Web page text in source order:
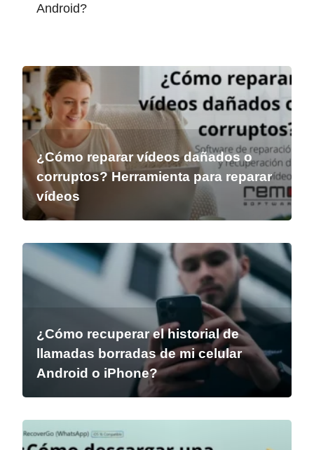
Android?
¿Cómo reparar vídeos dañados o
corruptos? Herramienta para reparar
vídeos
¿Cómo recuperar el historial de
llamadas borradas de mi celular
Android o iPhone?